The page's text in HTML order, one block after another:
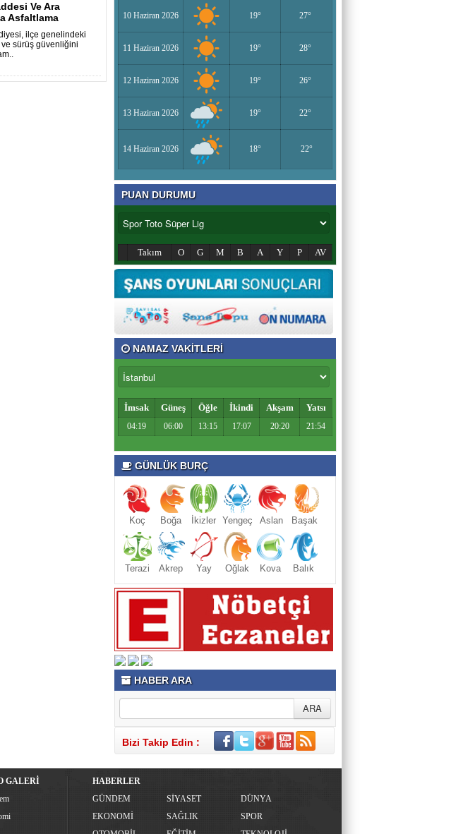
Ve Ara
Asfaltlama
ilçe genelindeki
sürüş güvenliğini
10 Haziran 2026 19° 27°
11 Haziran 2026 19° 28°
12 Haziran 2026 19° 26°
13 Haziran 2026 19° 22°
14 Haziran 2026 18° 22°
PUAN DURUMU
Takım O G M B A Y P AV
NAMAZ VAKİTLERİ
İmsak Güneş Öğle İkindi Akşam Yatsı
04:19 06:00 13:15 17:07 20:20 21:54
GÜNLÜK BURÇ
Koç Boğa İkizler Yengeç Aslan Başak
Terazi Akrep Yay Oğlak Kova Balık
HABER ARA
Bizi Takip Edin :
GALERİ
HABERLER
GÜNDEM
SİYASET
DÜNYA
EKONOMİ
SAĞLIK
SPOR